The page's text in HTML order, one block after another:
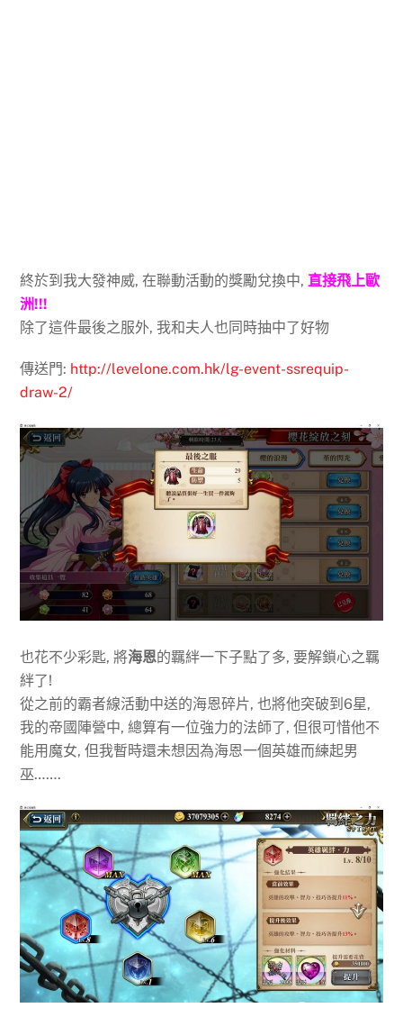
終於到我大發神威, 在聯動活動的獎勵兌換中, 直接飛上歐
洲!!!
除了這件最後之服外, 我和夫人也同時抽中了好物
傳送門: http://levelone.com.hk/lg-event-ssrequip-
draw-2/
也花不少彩匙, 將海恩的羈絆一下子點了多, 要解鎖心之羈
絆了!
從之前的霸者線活動中送的海恩碎片, 也將他突破到6星,
我的帝國陣營中, 總算有一位強力的法師了, 但很可惜他不
能用魔女, 但我暫時還未想因為海恩一個英雄而練起男
巫…….